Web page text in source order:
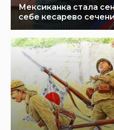
Мексиканка стала
себе кесарево